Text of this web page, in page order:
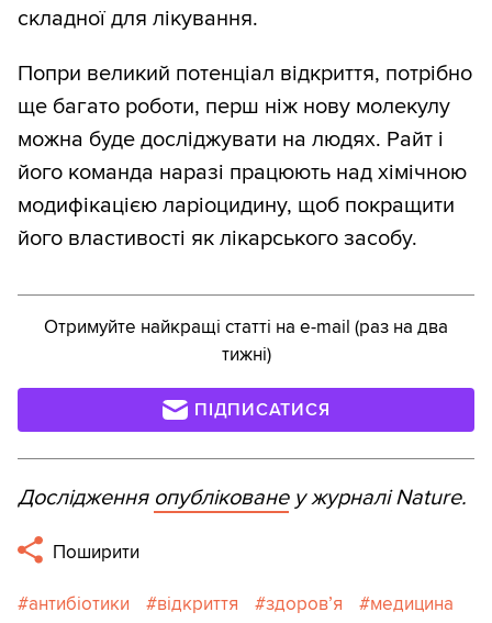
складної для лікування.
Попри великий потенціал відкриття, потрібно
ще багато роботи, перш ніж нову молекулу
можна буде досліджувати на людях. Райт і
його команда наразі працюють над хімічною
модифікацією ларіоцидину, щоб покращити
його властивості як лікарського засобу.
Отримуйте найкращі статті на e-mail (раз на два
тижні)
ПІДПИСАТИСЯ
Дослідження опублікованеу журналі Nature.
Поширити
антибіотики відкриття здоров’я
медицина